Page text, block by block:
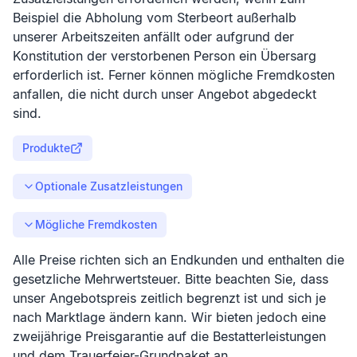
Beispiel die Abholung vom Sterbeort außerhalb
unserer Arbeitszeiten anfällt oder aufgrund der
Konstitution der verstorbenen Person ein Übersarg
erforderlich ist. Ferner können mögliche Fremdkosten
anfallen, die nicht durch unser Angebot abgedeckt
sind.
Produkte
Optionale Zusatzleistungen
Mögliche Fremdkosten
Alle Preise richten sich an Endkunden und enthalten die
gesetzliche Mehrwertsteuer. Bitte beachten Sie, dass
unser Angebotspreis zeitlich begrenzt ist und sich je
nach Marktlage ändern kann. Wir bieten jedoch eine
zweijährige Preisgarantie auf die Bestatterleistungen